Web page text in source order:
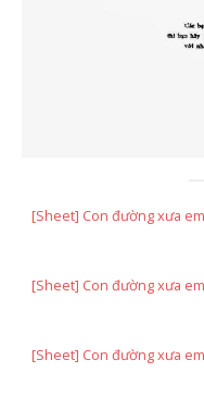
[Sheet] Con đường xưa
[Sheet] Con đường xưa
[Sheet] Con đường xưa